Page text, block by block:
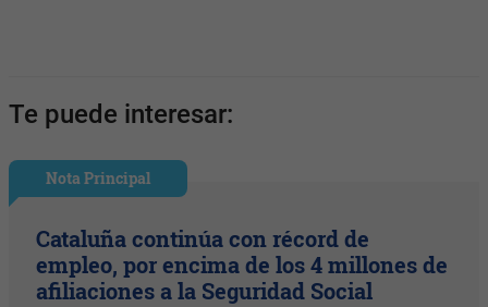
Te puede interesar:
Nota Principal
Cataluña continúa con récord de
empleo, por encima de los 4 millones de
afiliaciones a la Seguridad Social